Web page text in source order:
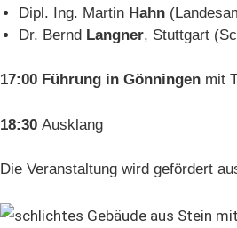
Dipl. Ing. Martin Hahn
Dr. Bernd Langner, Stuttgart
17:00 Führung in Gönningen mit
18:30 Ausklang
Die Veranstaltung wird gefördert